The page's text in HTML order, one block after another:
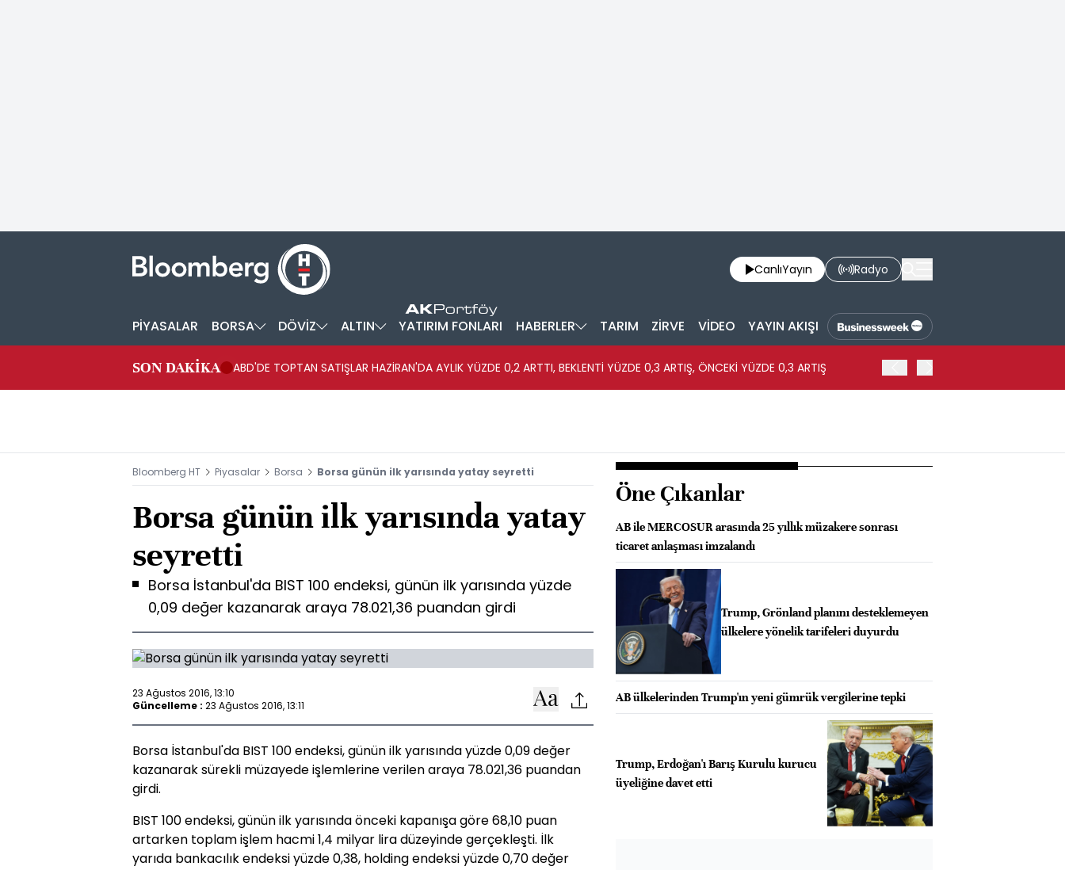
CanlıYayın Radyo
PİYASALAR BORSA DÖVİZ ALTIN YATIRIM FONLARI HABERLER TARIM ZİRVE VİDEO YAYIN AKIŞI
SON DAKİKA ABD'DE TOPTAN SATIŞLAR HAZİRAN'DA AYLIK YÜZDE 0,2 ARTTI, BEKLENTİ YÜZDE 0,3 ARTIŞ, ÖNCEKİ YÜZDE 0,3 ARTIŞ
Bloomberg HT Piyasalar Borsa Borsa günün ilk yarısında yatay seyretti
Borsa günün ilk yarısında yatay
seyretti
Borsa İstanbul'da BIST 100 endeksi, günün ilk yarısında yüzde
0,09 değer kazanarak araya 78.021,36 puandan girdi
23 Ağustos 2016, 13:10
Güncelleme : 23 Ağustos 2016, 13:11
Borsa İstanbul'da BIST 100 endeksi, günün ilk yarısında yüzde 0,09 değer
kazanarak sürekli müzayede işlemlerine verilen araya 78.021,36 puandan
girdi.
BIST 100 endeksi, günün ilk yarısında önceki kapanışa göre 68,10 puan
artarken toplam işlem hacmi 1,4 milyar lira düzeyinde gerçekleşti. İlk
yarıda bankacılık endeksi yüzde 0,38, holding endeksi yüzde 0,70 değer
Öne Çıkanlar
AB ile MERCOSUR arasında 25 yıllık müzakere sonrası
ticaret anlaşması imzalandı
Trump, Grönland planını desteklemeyen
ülkelere yönelik tarifeleri duyurdu
AB ülkelerinden Trump'ın yeni gümrük vergilerine tepki
Trump, Erdoğan'ı Barış Kurulu kurucu
üyeliğine davet etti